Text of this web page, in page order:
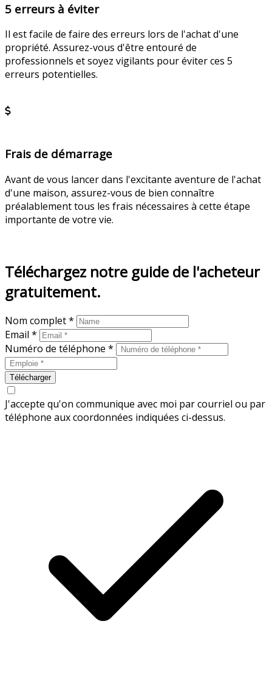
5 erreurs à éviter
Il est facile de faire des erreurs lors de l'achat d'une
propriété. Assurez-vous d'être entouré de
professionnels et soyez vigilants pour éviter ces 5
erreurs potentielles.
Frais de démarrage
Avant de vous lancer dans l'excitante aventure de l'achat
d'une maison, assurez-vous de bien connaître
préalablement tous les frais nécessaires à cette étape
importante de votre vie.
Téléchargez notre guide de l'acheteur
gratuitement.
Nom complet *
Email *
Numéro de téléphone *
Télécharger
J'accepte qu'on communique avec moi par courriel ou par
téléphone aux coordonnées indiquées ci-dessus.